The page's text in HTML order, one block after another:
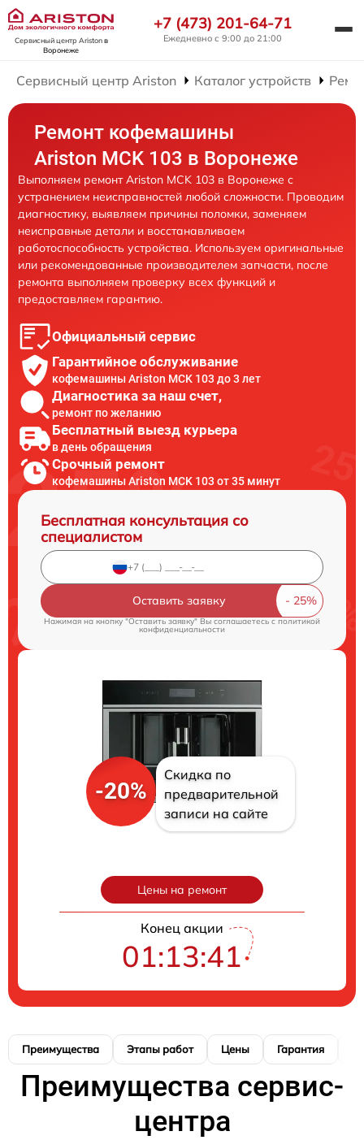
Сервисный центр Aristonв
Воронеже
+7 (473) 201-64-71
Ежедневно с 9:00 до 21:00
Сервисный центр Ariston Каталог устройств
Ремонт кофемашины
Ariston MCK 103 в Воронеже
Выполняем ремонт Ariston MCK 103 в Воронеже с
устранением неисправностей любой сложности. Проводим
диагностику, выявляем причины поломки, заменяем
неисправные детали и восстанавливаем
работоспособность устройства. Используем оригинальные
или рекомендованные производителем запчасти, после
ремонта выполняем проверку всех функций и
предоставляем гарантию.
Официальный сервис
Гарантийное обслуживание
кофемашины Ariston MCK 103 до 3 лет
Диагностика за наш счет,
ремонт по желанию
Бесплатный выезд курьера
в день обращения
Срочный ремонт
кофемашины Ariston MCK 103 от 35 минут
Бесплатная консультация со
специалистом
Оставить заявку
Нажимая на кнопку "Оставить заявку" Вы соглашаетесь cполитикой
конфиденциальности
-20%
Скидка по
предварительной
записи на сайте
Цены на ремонт
Конец акции
01:13:41
Преимущества Этапы работ Цены Гарантия
Преимущества сервис-
центра